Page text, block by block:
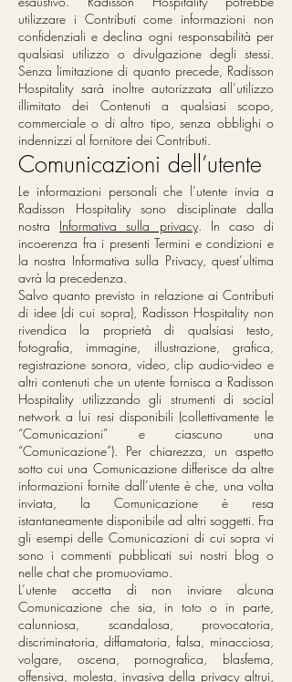
utilizzare i Contributi come informazioni non
confidenziali e declina ogni responsabilità per
qualsiasi utilizzo o divulgazione degli stessi.
Senza limitazione di quanto precede, Radisson
Hospitality sarà inoltre autorizzata all’utilizzo
illimitato dei Contenuti a qualsiasi scopo,
commerciale o di altro tipo, senza obblighi o
indennizzi al fornitore dei Contributi.
Comunicazioni dell’utente
Le informazioni personali che l’utente invia a
Radisson Hospitality sono disciplinate dalla
nostra Informativa sulla privacy. In caso di
incoerenza fra i presenti Termini e condizioni e
la nostra Informativa sulla Privacy, quest’ultima
avrà la precedenza.
Salvo quanto previsto in relazione ai Contributi
di idee (di cui sopra), Radisson Hospitality non
rivendica la proprietà di qualsiasi testo,
fotografia, immagine, illustrazione, grafica,
registrazione sonora, video, clip audio-video e
altri contenuti che un utente fornisca a Radisson
Hospitality utilizzando gli strumenti di social
network a lui resi disponibili (collettivamente le
“Comunicazioni” e ciascuno una
“Comunicazione”). Per chiarezza, un aspetto
sotto cui una Comunicazione differisce da altre
informazioni fornite dall’utente è che, una volta
inviata, la Comunicazione è resa
istantaneamente disponibile ad altri soggetti. Fra
gli esempi delle Comunicazioni di cui sopra vi
sono i commenti pubblicati sui nostri blog o
nelle chat che promuoviamo.
L’utente accetta di non inviare alcuna
Comunicazione che sia, in toto o in parte,
calunniosa, scandalosa, provocatoria,
discriminatoria, diffamatoria, falsa, minacciosa,
volgare, oscena, pornografica, blasfema,
offensiva, molesta, invasiva della privacy altrui,